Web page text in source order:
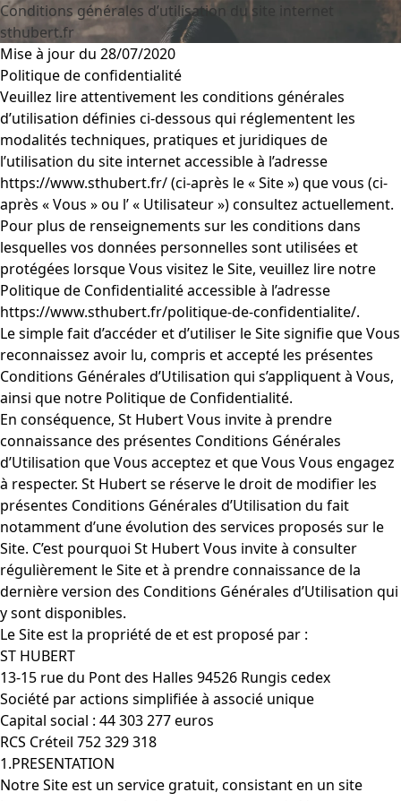
Conditions générales d’utilisation du site internet
sthubert.fr
Mise à jour du 28/07/2020
Politique de confidentialité
Veuillez lire attentivement les conditions générales
d’utilisation définies ci-dessous qui réglementent les
modalités techniques, pratiques et juridiques de
l’utilisation du site internet accessible à l’adresse
https://www.sthubert.fr/ (ci-après le « Site ») que vous (ci-
après « Vous » ou l’ « Utilisateur ») consultez actuellement.
Pour plus de renseignements sur les conditions dans
lesquelles vos données personnelles sont utilisées et
protégées lorsque Vous visitez le Site, veuillez lire notre
Politique de Confidentialité accessible à l’adresse
https://www.sthubert.fr/politique-de-confidentialite/.
Le simple fait d’accéder et d’utiliser le Site signifie que Vous
reconnaissez avoir lu, compris et accepté les présentes
Conditions Générales d’Utilisation qui s’appliquent à Vous,
ainsi que notre Politique de Confidentialité.
En conséquence, St Hubert Vous invite à prendre
connaissance des présentes Conditions Générales
d’Utilisation que Vous acceptez et que Vous Vous engagez
à respecter. St Hubert se réserve le droit de modifier les
présentes Conditions Générales d’Utilisation du fait
notamment d’une évolution des services proposés sur le
Site. C’est pourquoi St Hubert Vous invite à consulter
régulièrement le Site et à prendre connaissance de la
dernière version des Conditions Générales d’Utilisation qui
y sont disponibles.
Le Site est la propriété de et est proposé par :
ST HUBERT
13-15 rue du Pont des Halles 94526 Rungis cedex
Société par actions simplifiée à associé unique
Capital social : 44 303 277 euros
RCS Créteil 752 329 318
1.PRESENTATION
Notre Site est un service gratuit, consistant en un site